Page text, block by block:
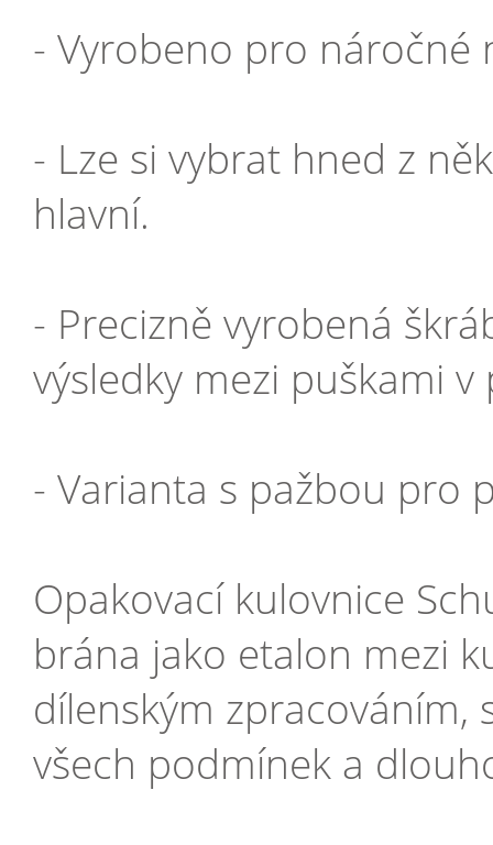
- Vyrobeno pro náročné
- Lze si vybrat hned z
hlavní.
- Precizně vyrobená
výsledky mezi puškami
- Varianta s pažbou pro
Opakovací kulovnice
brána jako etalon mezi
dílenským zpracováním,
všech podmínek a